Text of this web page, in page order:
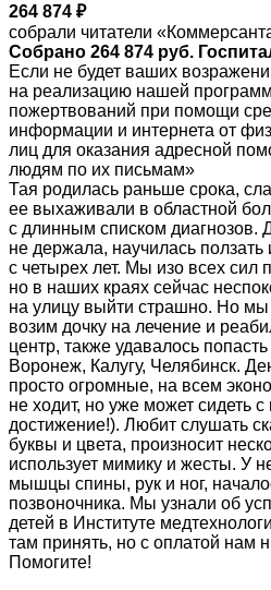
264 874 ₽
собрали читатели
Собрано 264 874 руб.
Если не будет ваших
на реализацию нашей
пожертвований при помощи
информации и интернета от
лиц для оказания адресной
людям по их письмам»
Тая родилась раньше срока,
ее выхаживали в областной
с длинным списком диагнозов.
не держала, научилась ползать
с четырех лет. Мы изо всех сил
но в наших краях сейчас
на улицу выйти страшно. Но мы
возим дочку на лечение и
центр, также удавалось
Воронеж, Калугу, Челябинск.
просто огромные, на всем
не ходит, но уже может сидеть
достижение!). Любит слушать
буквы и цвета, произносит
использует мимику и жесты. У
мышцы спины, рук и ног,
позвоночника. Мы узнали об
детей в Институте
там принять, но с оплатой нам
Помогите!